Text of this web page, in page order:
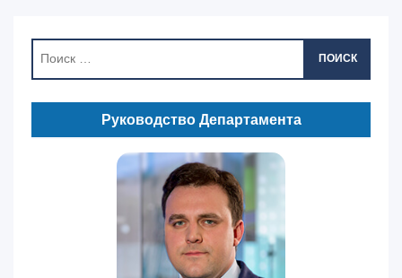
ПОИСК
Руководство Департамента